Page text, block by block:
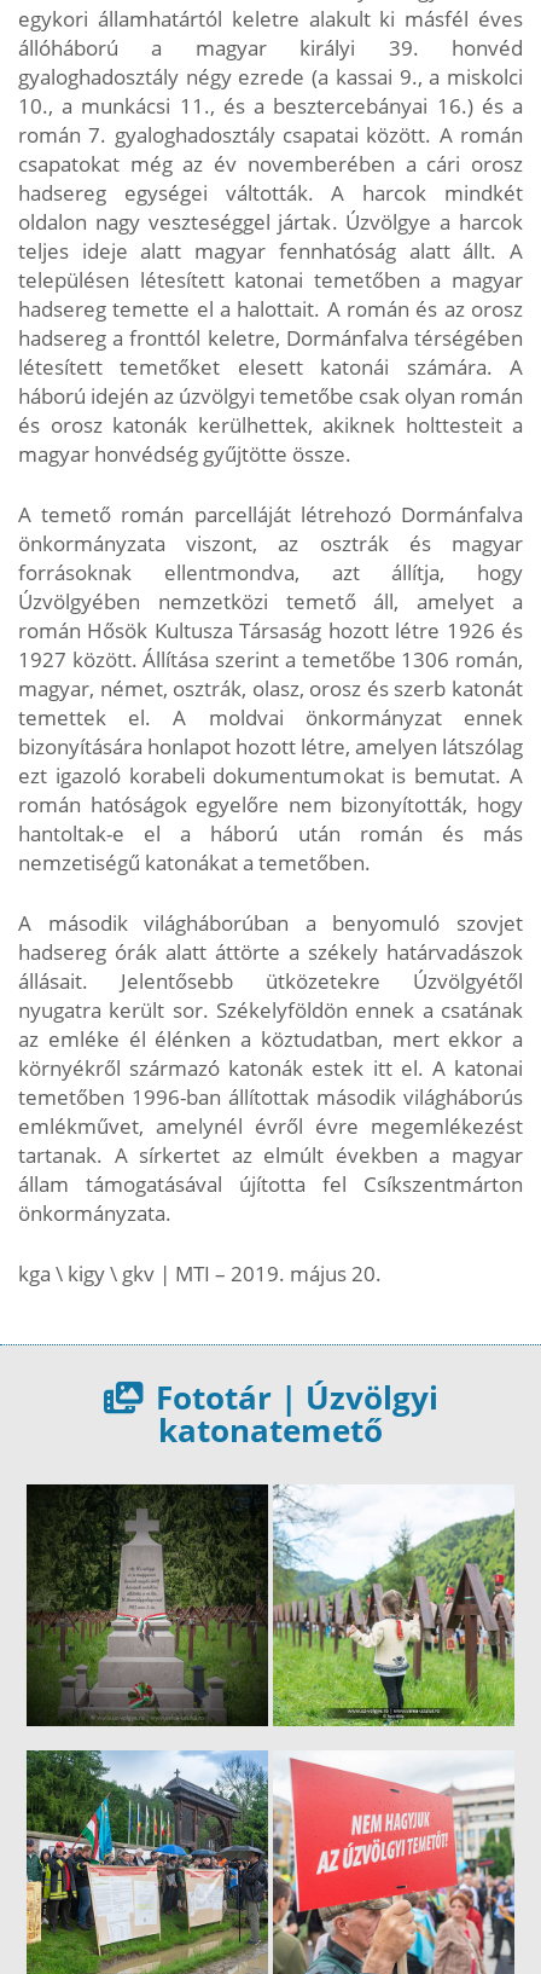
egykori államhatártól keletre alakult ki másfél éves
állóháború a magyar királyi 39. honvéd
gyaloghadosztály négy ezrede (a kassai 9., a miskolci
10., a munkácsi 11., és a besztercebányai 16.) és a
román 7. gyaloghadosztály csapatai között. A román
csapatokat még az év novemberében a cári orosz
hadsereg egységei váltották. A harcok mindkét
oldalon nagy veszteséggel jártak. Úzvölgye a harcok
teljes ideje alatt magyar fennhatóság alatt állt. A
településen létesített katonai temetőben a magyar
hadsereg temette el a halottait. A román és az orosz
hadsereg a fronttól keletre, Dormánfalva térségében
létesített temetőket elesett katonái számára. A
háború idején az úzvölgyi temetőbe csak olyan román
és orosz katonák kerülhettek, akiknek holttesteit a
magyar honvédség gyűjtötte össze.
A temető román parcelláját létrehozó Dormánfalva
önkormányzata viszont, az osztrák és magyar
forrásoknak ellentmondva, azt állítja, hogy
Úzvölgyében nemzetközi temető áll, amelyet a
román Hősök Kultusza Társaság hozott létre 1926 és
1927 között. Állítása szerint a temetőbe 1306 román,
magyar, német, osztrák, olasz, orosz és szerb katonát
temettek el. A moldvai önkormányzat ennek
bizonyítására honlapot hozott létre, amelyen látszólag
ezt igazoló korabeli dokumentumokat is bemutat. A
román hatóságok egyelőre nem bizonyították, hogy
hantoltak-e el a háború után román és más
nemzetiségű katonákat a temetőben.
A második világháborúban a benyomuló szovjet
hadsereg órák alatt áttörte a székely határvadászok
állásait. Jelentősebb ütközetekre Úzvölgyétől
nyugatra került sor. Székelyföldön ennek a csatának
az emléke él élénken a köztudatban, mert ekkor a
környékről származó katonák estek itt el. A katonai
temetőben 1996-ban állítottak második világháborús
emlékművet, amelynél évről évre megemlékezést
tartanak. A sírkertet az elmúlt években a magyar
állam támogatásával újította fel Csíkszentmárton
önkormányzata.
kga \ kigy \ gkv | MTI – 2019. május 20.
Fototár | Úzvölgyi
katonatemető